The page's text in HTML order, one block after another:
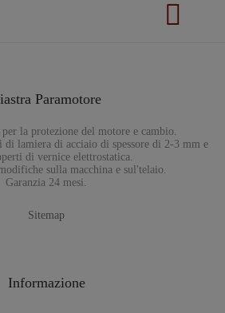
Paramotore
la protezione del motore e cambio.
lamiera di acciaio di spessore di 2-3 mm e
di vernice elettrostatica.
sulla macchina e sul'telaio.
Garanzia 24 mesi.
Sitemap
Informazione